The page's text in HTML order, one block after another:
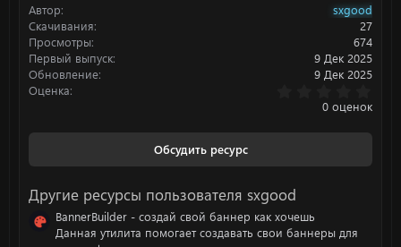
и
:
Автор
sxgood
Скачивания
27
Просмотры
674
Первый выпуск
9 Дек 2025
Обновление
9 Дек 2025
Оценка
.
0
0 оценок
Обсудить ресурс
Другие ресурсы пользователя sxgood
BannerBuilder - создай свой баннер как хочешь
Данная утилита помогает создавать свои баннеры для